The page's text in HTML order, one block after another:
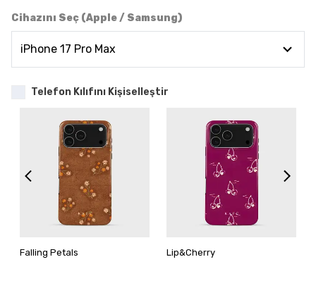
Cihazını Seç (Apple / Samsung)
Telefon Kılıfını Kişiselleştir
Falling Petals Lip&Cherry